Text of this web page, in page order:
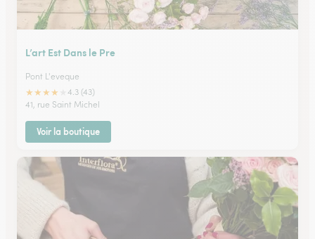
L’art Est Dans le Pre
Pont L'eveque
★★★★
4.3 (43)
41, rue Saint Michel
Voir la boutique